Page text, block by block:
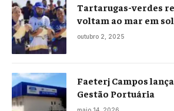
Tartarugas-verdes
voltam ao mar em
Praia Seca
outubro 2, 2025
Faeterj Campos
Gestão Portuária
maio 14, 2026